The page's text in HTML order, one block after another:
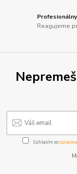
Reagujeme
Súhlasím so